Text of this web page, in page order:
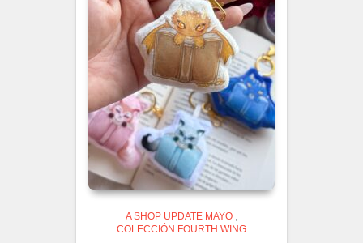
A SHOP UPDATE MAYO ,
COLECCIÓN FOURTH WING